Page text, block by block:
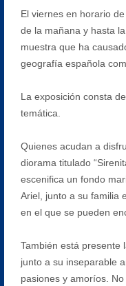
El viernes en horario
de la mañana y hasta
muestra que ha
geografía española
La exposición consta
temática.
Quienes acudan a
diorama titulado
escenifica un fondo
Ariel, junto a su familia
en el que se pueden
También está presente
junto a su inseparable
pasiones y amoríos.